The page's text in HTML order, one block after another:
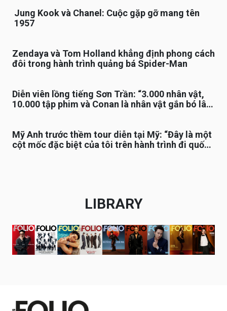
Jung Kook và Chanel: Cuộc gặp gỡ mang tên
1957
Zendaya và Tom Holland khẳng định phong cách
đôi trong hành trình quảng bá Spider-Man
Diễn viên lồng tiếng Sơn Trần: “3.000 nhân vật,
10.000 tập phim và Conan là nhân vật gắn bó lâu
Mỹ Anh trước thềm tour diễn tại Mỹ: “Đây là một
cột mốc đặc biệt của tôi trên hành trình đi quốc
LIBRARY